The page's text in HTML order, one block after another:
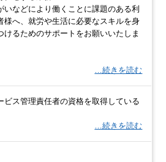
いなどにより働くことに課題のある利
様へ、就労や生活に必要なスキルを身
けるためのサポートをお願いいたしま
…続きを読む
ビス管理責任者の資格を取得している
…続きを読む